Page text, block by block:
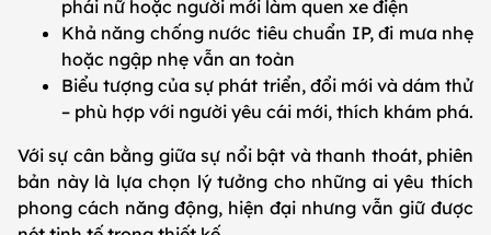
phái nữ hoặc người mới làm quen xe điện
Khả năng chống nước tiêu chuẩn IP, đi mưa nhẹ
hoặc ngập nhẹ vẫn an toàn
Biểu tượng của sự phát triển, đổi mới và dám thử
– phù hợp với người yêu cái mới, thích khám phá.
Với sự cân bằng giữa sự nổi bật và thanh thoát, phiên
bản này là lựa chọn lý tưởng cho những ai yêu thích
phong cách năng động, hiện đại nhưng vẫn giữ được